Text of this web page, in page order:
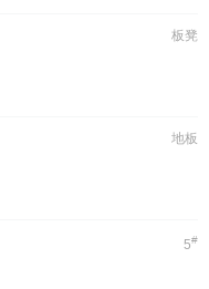
板凳
地板
5#